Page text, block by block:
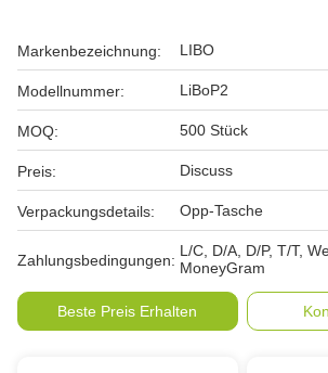
Markenbezeichnung: LIBO
Modellnummer: LiBoP2
MOQ: 500 Stück
Preis: Discuss
Verpackungsdetails: Opp-Tasche
Zahlungsbedingungen:
L/C, D/A, D/P, T/T,
MoneyGram
Beste Preis Erhalten